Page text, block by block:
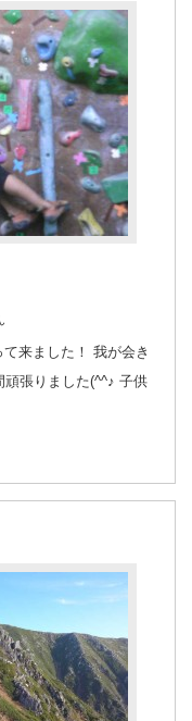
来ました！ 我が会き
頑張りました(^^♪ 子供